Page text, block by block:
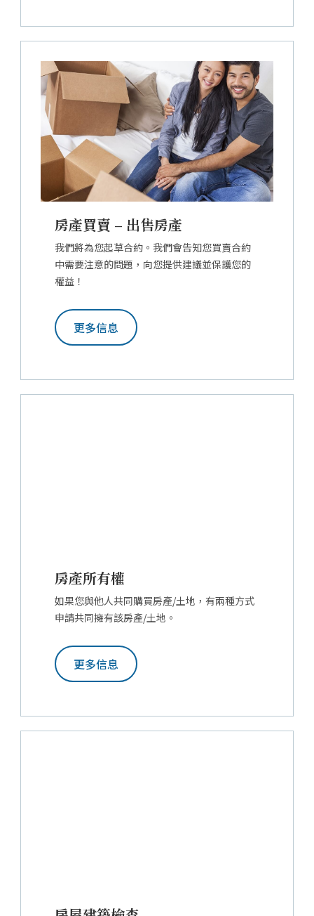
房產買賣 – 出售房產
我們將為您起草合約。我們會告知您買賣合約
中需要注意的問題，向您提供建議並保護您的
權益！
更多信息
房產所有權
如果您與他人共同購買房產/土地，有兩種方式
申請共同擁有該房產/土地。
更多信息